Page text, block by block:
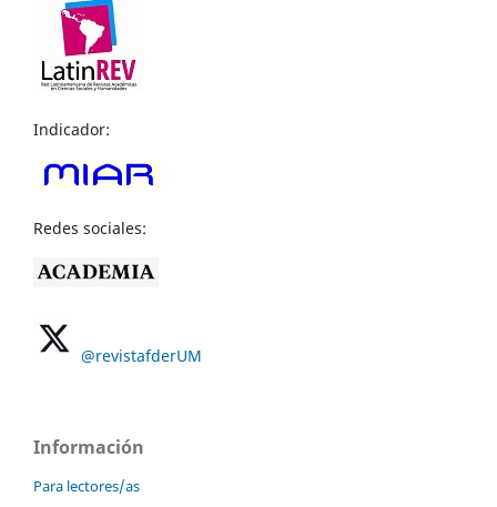
Indicador:
Redes sociales:
@revistafderUM
Información
Para lectores/as